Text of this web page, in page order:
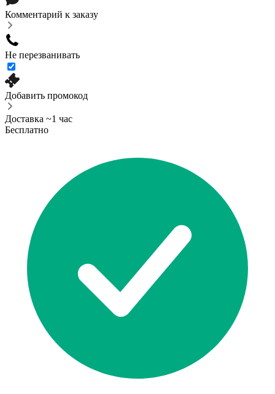
Комментарий к заказу
Не перезванивать
Добавить промокод
Доставка ~1 час
Бесплатно